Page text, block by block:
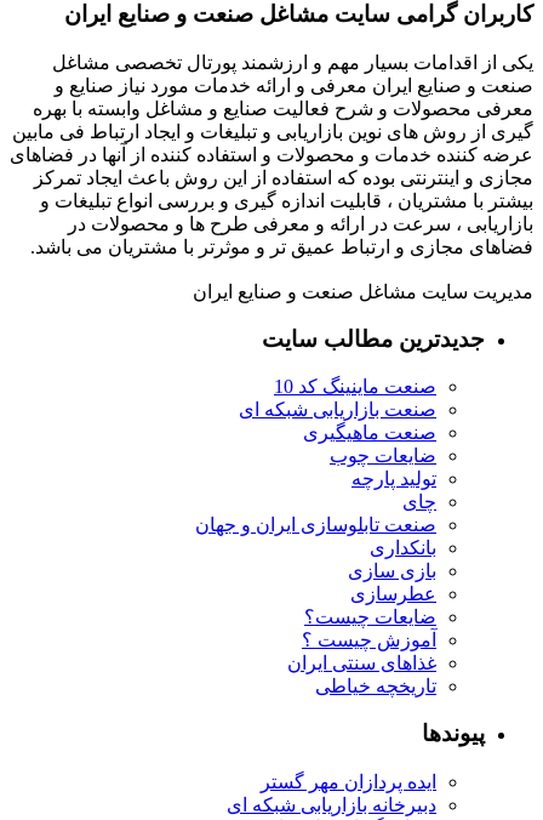
کاربران گرامی سایت مشاغل صنعت و صنایع ایران
یکی از اقدامات بسیار مهم و ارزشمند پورتال تخصصی مشاغل
صنعت و صنایع ایران معرفی و ارائه خدمات مورد نیاز صنایع و
معرفی محصولات و شرح فعالیت صنایع و مشاغل وابسته با بهره
گیری از روش های نوین بازاریابی و تبلیغات و ایجاد ارتباط فی مابین
عرضه کننده خدمات و محصولات و استفاده کننده از آنها در فضاهای
مجازی و اینترنتی بوده که استفاده از این روش باعث ایجاد تمرکز
بیشتر با مشتریان ، قابلیت اندازه گیری و بررسی انواع تبلیغات و
بازاریابی ، سرعت در ارائه و معرفی طرح ها و محصولات در
فضاهای مجازی و ارتباط عمیق تر و موثرتر با مشتریان می باشد.
مدیریت سایت مشاغل صنعت و صنایع ایران
جدیدترین مطالب سایت
صنعت ماینینگ کد 10
صنعت بازاریابی شبکه ای
صنعت ماهیگیری
ضایعات چوب
تولید پارچه
چای
صنعت تابلوسازی ایران و جهان
بانکداری
بازی سازی
عطرسازی
ضایعات چیست؟
آموزش چیست ؟
غذاهای سنتی ایران
تاریخچه خیاطی
پیوندها
ایده پردازان مهر گستر
دبیرخانه بازاریابی شبکه ای